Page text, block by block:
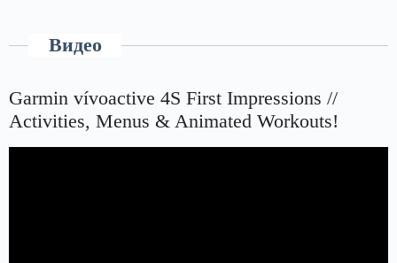
Видео
Garmin vívoactive 4S First Impressions //
Activities, Menus & Animated Workouts!